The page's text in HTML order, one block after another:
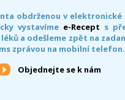
obdrženou v elektronické
vystavíme e-Recept s
a odešleme zpět na
zprávou na mobilní telefon.
Objednejte se k nám